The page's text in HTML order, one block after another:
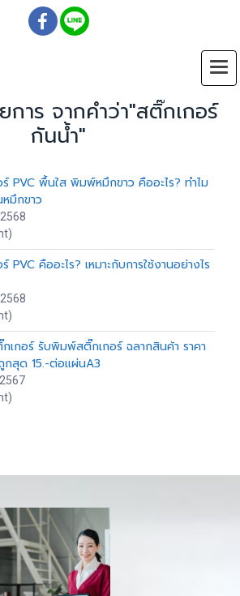
าร จากคำว่า"สติ๊กเกอร์
กันน้ำ"
PVC พื้นใส พิมพ์หมึกขาว คืออะไร? ทำไม
มึกขาว
PVC คืออะไร? เหมาะกับการใช้งานอย่างไร
เกอร์ รับพิมพ์สติ๊กเกอร์ ฉลากสินค้า ราคา
กสุด 15.-ต่อแผ่นA3